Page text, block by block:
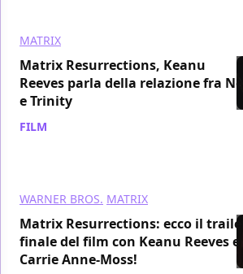
MATRIX
Matrix Resurrections, Keanu
Reeves parla della relazione fra Neo
e Trinity
FILM
WARNER BROS. MATRIX
Matrix Resurrections: ecco il trailer
finale del film con Keanu Reeves e
Carrie Anne-Moss!